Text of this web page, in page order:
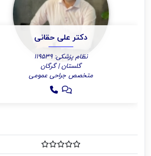
دکتر علی حقانی
نظام پزشکی: 119539
گلستان | گرگان
متخصص جراحی عمومی